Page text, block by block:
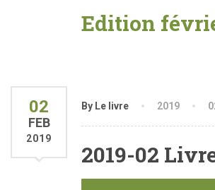
Edition
02
FEB
2019
By Le livre 2019
2019-02